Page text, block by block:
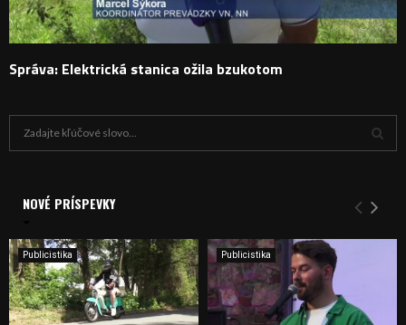
Správa: Elektrická stanica ožila bzukotom
i
e
:
Y
H
NOVÉ PRÍSPEVKY
Publicistika Publicistika